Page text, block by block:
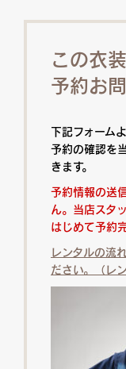
この衣
予約お
下記フォーム
予約の確認を
きます。
予約情報の送
ん。当店スタ
はじめて予約
レンタルの流
ださい。（レ